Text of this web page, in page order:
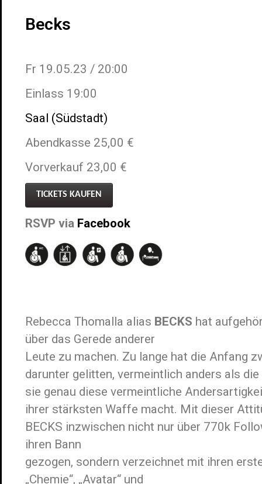
Becks
Fr 19.05.23 / 20:00
Einlass 19:00
Saal (Südstadt)
Abendkasse 25,00 €
Vorverkauf 23,00 €
TICKETS KAUFEN
RSVP via Facebook
Rebecca Thomalla alias BECKS hat
über das Gerede anderer
Leute zu machen. Zu lange hat die Anfang
darunter gelitten, vermeintlich anders als
sie genau diese vermeintliche
ihrer stärksten Waffe macht. Mit dieser
BECKS inzwischen nicht nur über 770k
ihren Bann
gezogen, sondern verzeichnet mit ihren
„Chemie“, „Avatar“ und